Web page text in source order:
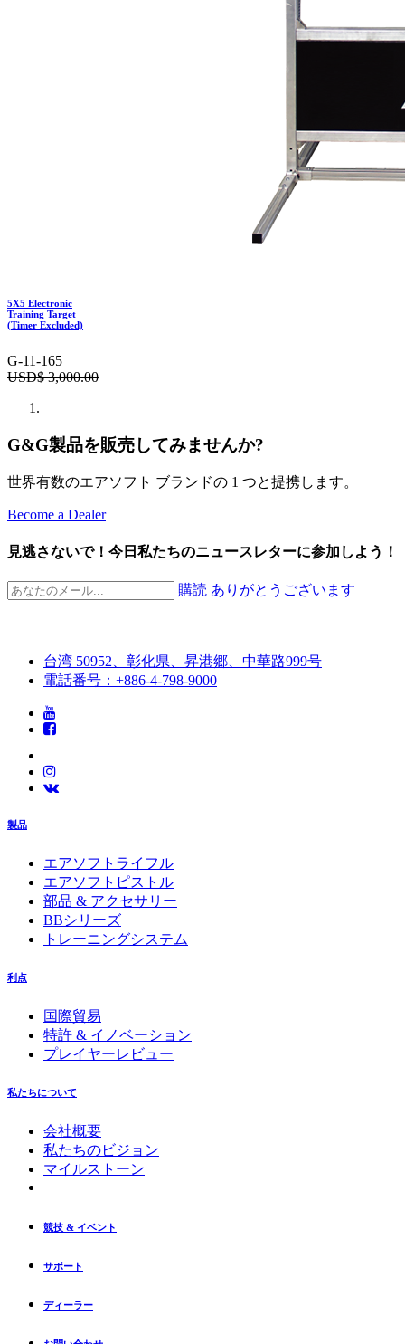
5X5 Electronic
Training Target
(Timer Excluded)
G-11-165
USD$3,000.00
G&G製品を販売してみませんか?
世界有数のエアソフト ブランドの 1 つと提携します。
Become a Dealer
見逃さないで！今日私たちのニュースレターに参加しよう！
購読 ありがとうございます
台湾 50952、彰化県、昇港郷、中華路999号
電話番号：+886-4-798-9000
製品
エアソフトライフル
エアソフトピストル
部品 & アクセサリー
BBシリーズ
トレーニングシステム
利点
国際貿易
特許 & イノベーション
プレイヤーレビュー
私たちについて
会社概要
私たちのビジョン
マイルストーン
競技 & イベント
サポート
ディーラー